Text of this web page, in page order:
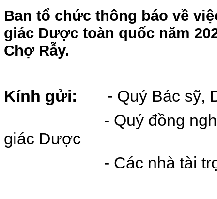
Ban tổ chức thông báo về
giác Dược toàn quốc năm
Chợ Rẫy.
Kính gửi: - Quý Bác sỹ,
- Quý đồng nghiệp
giác Dược
- Các nhà tài trợ và